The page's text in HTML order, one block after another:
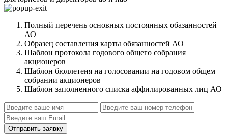
Полный перечень основных постоянных обазанностей
АО
Образец составления карты обязанностей АО
Шаблон протокола годового общего собрания
акционеров
Шаблон бюллетеня на голосовании на годовом общем
собрании акционеров
Шаблон заполненного списка аффилированных лиц АО
Отправить заявку